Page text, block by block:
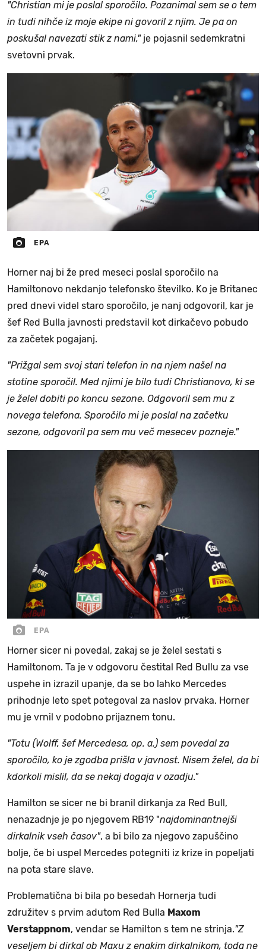
"Christian mi je poslal sporočilo. Pozanimal sem se o tem
in tudi nihče iz moje ekipe ni govoril z njim. Je pa on
poskušal navezati stik z nami,"je pojasnil sedemkratni
svetovni prvak.
EPA
Horner naj bi že pred meseci poslal sporočilo na
Hamiltonovo nekdanjo telefonsko številko. Ko je Britanec
pred dnevi videl staro sporočilo, je nanj odgovoril, kar je
šef Red Bulla javnosti predstavil kot dirkačevo pobudo
za začetek pogajanj.
"Prižgal sem svoj stari telefon in na njem našel na
stotine sporočil. Med njimi je bilo tudi Christianovo, ki se
je želel dobiti po koncu sezone. Odgovoril sem mu z
novega telefona. Sporočilo mi je poslal na začetku
sezone, odgovoril pa sem mu več mesecev pozneje."
EPA
Horner sicer ni povedal, zakaj se je želel sestati s
Hamiltonom. Ta je v odgovoru čestital Red Bullu za vse
uspehe in izrazil upanje, da se bo lahko Mercedes
prihodnje leto spet potegoval za naslov prvaka. Horner
mu je vrnil v podobno prijaznem tonu.
"Totu (Wolff, šef Mercedesa, op. a.) sem povedal za
sporočilo, ko je zgodba prišla v javnost. Nisem želel, da bi
kdorkoli mislil, da se nekaj dogaja v ozadju."
Hamilton se sicer ne bi branil dirkanja za Red Bull,
nenazadnje je po njegovem RB19 "najdominantnejši
dirkalnik vseh časov", a bi bilo za njegovo zapuščino
bolje, če bi uspel Mercedes potegniti iz krize in popeljati
na pota stare slave.
Problematična bi bila po besedah Hornerja tudi
združitev s prvim adutom Red Bulla Maxom
Verstappnom, vendar se Hamilton s tem ne strinja."Z
veseljem bi dirkal ob Maxu z enakim dirkalnikom, toda ne